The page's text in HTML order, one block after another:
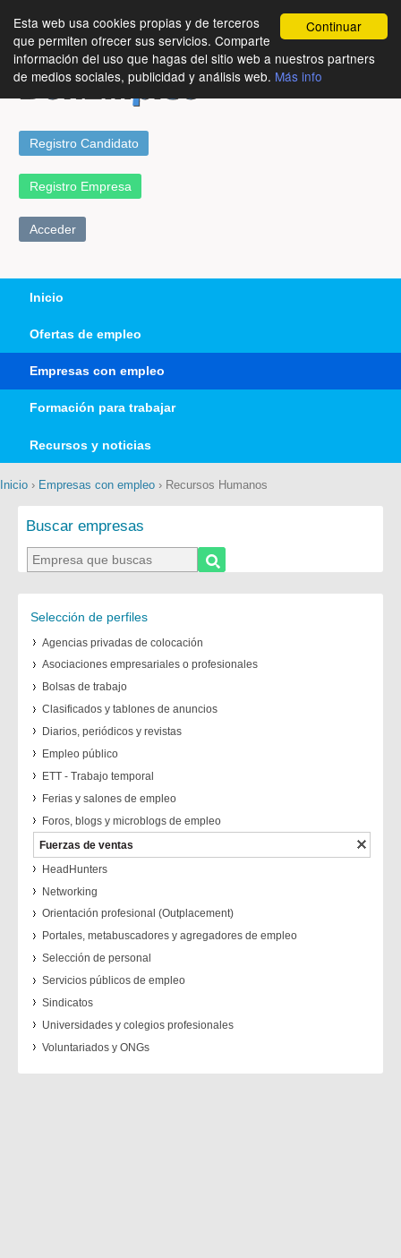
Continuar
Esta web usa cookies propias y de terceros
que permiten ofrecer sus servicios. Comparte
información del uso que hagas del sitio web a nuestros partners
de medios sociales, publicidad y análisis web. Más info
Registro Candidato
Registro Empresa
Acceder
Inicio
Ofertas de empleo
Empresas con empleo
Formación para trabajar
Recursos y noticias
Inicio › Empresas con empleo › Recursos Humanos
Buscar empresas
Selección de perfiles
Agencias privadas de colocación
Asociaciones empresariales o profesionales
Bolsas de trabajo
Clasificados y tablones de anuncios
Diarios, periódicos y revistas
Empleo público
ETT - Trabajo temporal
Ferias y salones de empleo
Foros, blogs y microblogs de empleo
Fuerzas de ventas
HeadHunters
Networking
Orientación profesional (Outplacement)
Portales, metabuscadores y agregadores de empleo
Selección de personal
Servicios públicos de empleo
Sindicatos
Universidades y colegios profesionales
Voluntariados y ONGs